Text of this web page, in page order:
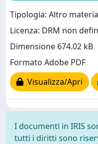
Tipologia: Altro
Licenza: DRM non
Dimensione 674.02 kB
Formato Adobe PDF
Visualizza/Apri
I documenti in IRIS
tutti i diritti sono